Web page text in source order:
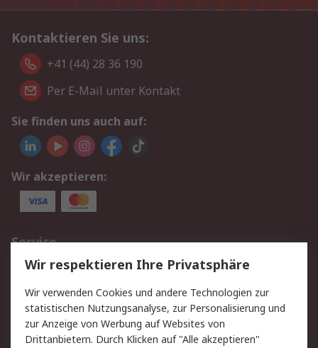
Kontaktieren Sie uns:
+41 (44) 28 36 190
Per E-Mail unter Kontakt
Sie finden uns auch auf:
Wir akzeptieren:
Service
Value Added Services
Lieferlösungen
Rücksendungen
Kontakt
Hilfe
Rechtliches
Wir respektieren Ihre Privatsphäre
Wir verwenden Cookies und andere Technologien zur
statistischen Nutzungsanalyse, zur Personalisierung und
zur Anzeige von Werbung auf Websites von
Drittanbietern. Durch Klicken auf "Alle akzeptieren"